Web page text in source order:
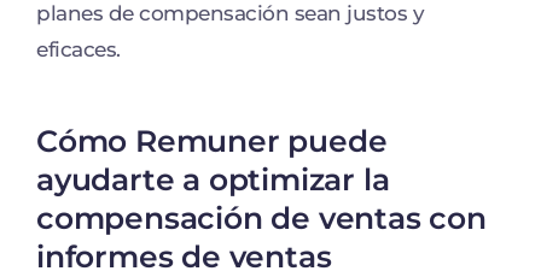
planes de compensación sean justos y
eficaces.
Cómo Remuner puede
ayudarte a optimizar la
compensación de ventas con
informes de ventas